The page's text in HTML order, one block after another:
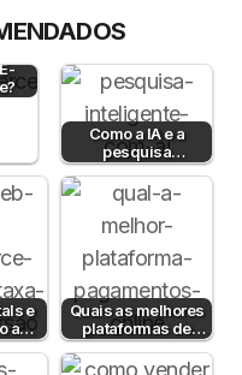
Como a IA e a
pesquisa
semântica podem
aumentar a taxa de
conversão?
e
a
e
do…
Quais as melhores
plataformas de
pagamento em
Portugal em 2026?